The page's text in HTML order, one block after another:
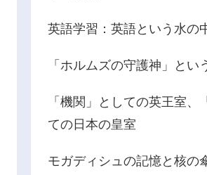
英語学習：英語という水の
「ホルムズの守護神」とい
「機関」としての英王室、
ての日本の皇室
モガディシュの記憶と核の